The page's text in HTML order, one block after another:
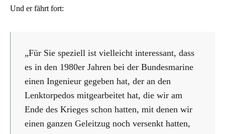
Und er fährt fort:
„Für Sie speziell ist vielleicht interessant, dass
es in den 1980er Jahren bei der Bundesmarine
einen Ingenieur gegeben hat, der an den
Lenktorpedos mitgearbeitet hat, die wir am
Ende des Krieges schon hatten, mit denen wir
einen ganzen Geleitzug noch versenkt hatten,